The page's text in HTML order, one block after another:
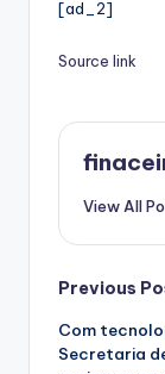
[ad_2]
Source link
View All
Post
Previous
Com
Secretaria